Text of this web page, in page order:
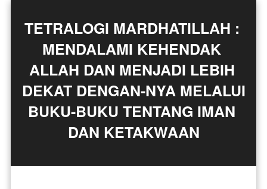
TETRALOGI MARDHATILLAH :
MENDALAMI KEHENDAK
ALLAH DAN MENJADI LEBIH
DEKAT DENGAN-NYA MELALUI
BUKU-BUKU TENTANG IMAN
DAN KETAKWAAN